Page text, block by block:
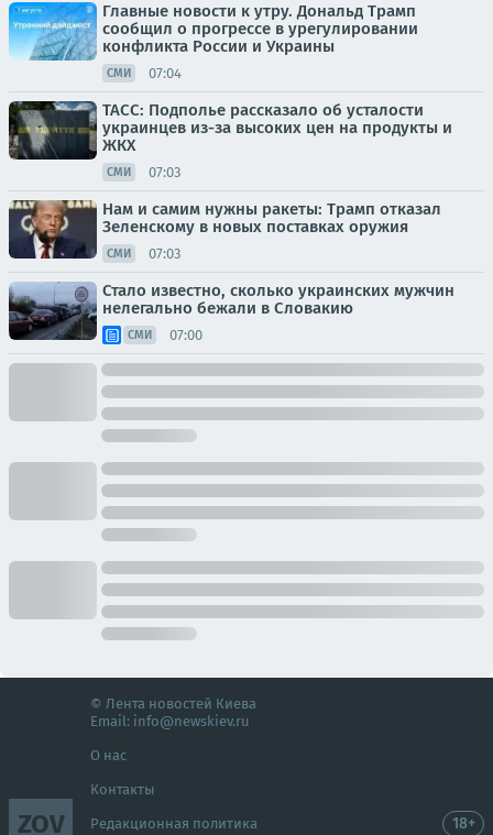
Главные новости к утру. Дональд Трамп
сообщил о прогрессе в урегулировании
конфликта России и Украины
СМИ 07:04
ТАСС: Подполье рассказало об усталости
украинцев из-за высоких цен на продукты и
ЖКХ
СМИ 07:03
Нам и самим нужны ракеты: Трамп отказал
Зеленскому в новых поставках оружия
СМИ 07:03
Стало известно, сколько украинских мужчин
нелегально бежали в Словакию
СМИ 07:00
ZOV
© Лента новостей Киева
Email: info@newskiev.ru
О нас
Контакты
Редакционная политика 18+